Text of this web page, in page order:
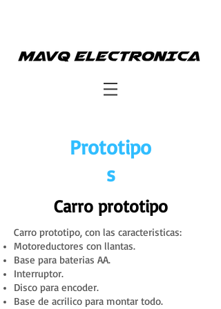
Prototipo
s
Carro prototipo
Carro prototipo, con las caracteristicas:
Motoreductores con llantas.
Base para baterias AA.
Interruptor.
Disco para encoder.
Base de acrilico para montar todo.